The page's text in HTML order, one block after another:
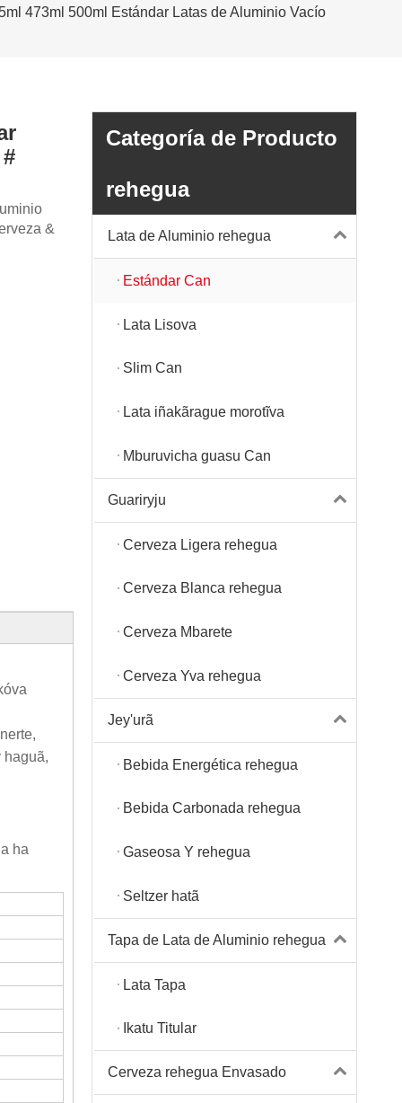
473ml 500ml Estándar Latas de Aluminio Vacío
&
haguã,
ha
Categoría de Producto
rehegua
Lata de Aluminio rehegua
Estándar Can
Lata Lisova
Slim Can
Lata iñakãrague morotĩva
Mburuvicha guasu Can
Guariryju
Cerveza Ligera rehegua
Cerveza Blanca rehegua
Cerveza Mbarete
Cerveza Yva rehegua
Jey'urã
Bebida Energética rehegua
Bebida Carbonada rehegua
Gaseosa Y rehegua
Seltzer hatã
Tapa de Lata de Aluminio rehegua
Lata Tapa
Ikatu Titular
Cerveza rehegua Envasado